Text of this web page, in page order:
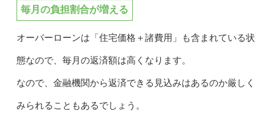
毎月の負担割合が増える
オーバーローンは「住宅価格＋諸費用」も含まれている状
態なので、毎月の返済額は高くなります。
なので、金融機関から返済できる見込みはあるのか厳しく
みられることもあるでしょう。